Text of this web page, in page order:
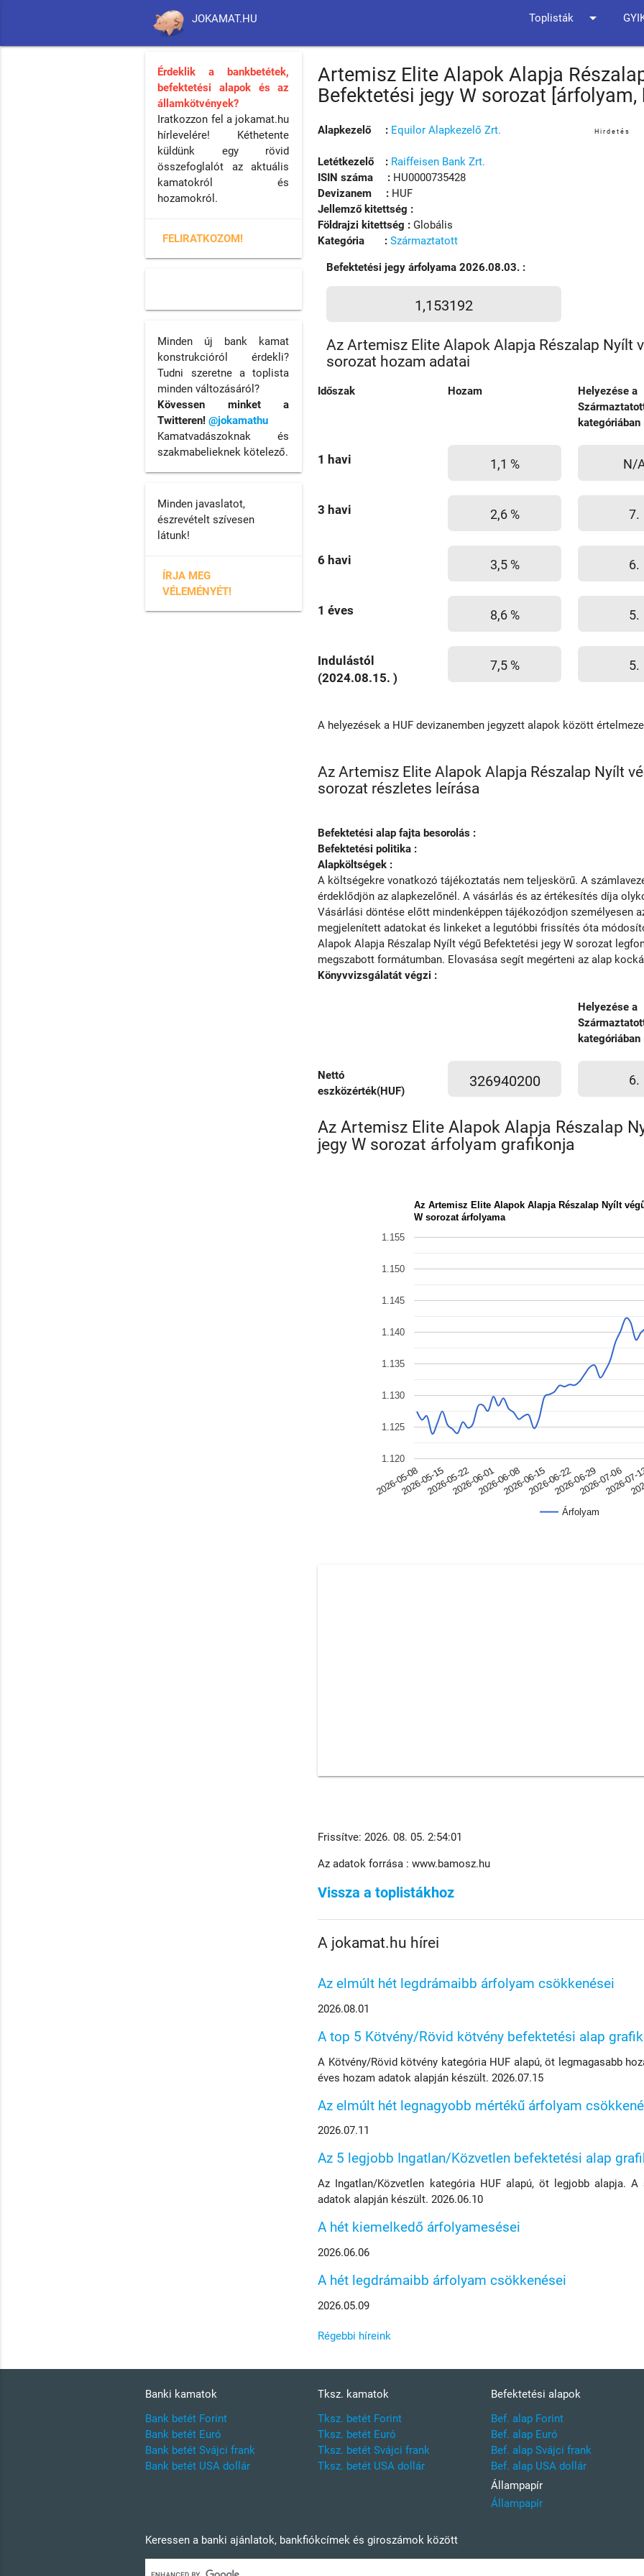
JOKAMAT.HU Toplisták arrow_drop_down
Artemisz Elite Alapok Alapja
Befektetési jegy W sorozat [árfolyam,
Hirdetés
Alapkezelő : Equilor Alapkezelő Zrt.
Letétkezelő : Raiffeisen Bank Zrt.
ISIN száma : HU0000735428
Devizanem : HUF
Jellemző kitettség :
Földrajzi kitettség :Globális
Kategória : Származtatott
Befektetési jegy árfolyama 2026.08.03. :
1,153192
Az Artemisz Elite Alapok Alapja Részalap Nyílt
sorozat hozam adatai
Időszak Hozam
Helyezése a
kategóriában
1 havi 1,1 % N/
3 havi 2,6 % 7.
6 havi 3,5 % 6.
1 éves 8,6 % 5.
Indulástól
(2024.08.15. )
7,5 % 5.
A helyezések a HUF devizanemben jegyzett alapok között
Az Artemisz Elite Alapok Alapja Részalap Nyílt
sorozat részletes leírása
Befektetési alap fajta besorolás :
Befektetési politika :
Alapköltségek :
A költségekre vonatkozó tájékoztatás nem teljeskörű. A
érdeklődjön az alapkezelőnél. A vásárlás és az értékesítés díja
Vásárlási döntése előtt mindenképpen tájékozódjon személyesen
megjelenített adatokat és linkeket a legutóbbi frissítés óta
Alapok Alapja Részalap Nyílt végű Befektetési jegy W sorozat
megszabott formátumban. Elovasása segít megérteni az alap
Könyvvizsgálatát végzi :
Helyezése a
kategóriában
Nettó
eszközérték(HUF)
326940200 6.
Az Artemisz Elite Alapok Alapja Részalap
jegy W sorozat árfolyam grafikonja
Az Artemisz Elite Alapok Alapja Részalap Nyílt
W sorozat árfolyama
Árfolyam
2026-05-082026-05-152026-05-222026-06-012026-06-082026-06-152026-06-222026-06-292026-07-06
2026-
1.120
1.125
1.130
1.135
1.140
1.145
1.150
1.155
Frissítve: 2026. 08. 05. 2:54:01
Az adatok forrása : www.bamosz.hu
Vissza a toplistákhoz
A jokamat.hu hírei
Az elmúlt hét legdrámaibb árfolyam csökkenései
2026.08.01
A top 5 Kötvény/Rövid kötvény befektetési alap
A Kötvény/Rövid kötvény kategória HUF alapú, öt legmagasabb
éves hozam adatok alapján készült. 2026.07.15
Az elmúlt hét legnagyobb mértékű árfolyam
2026.07.11
Az 5 legjobb Ingatlan/Közvetlen befektetési alap
Az Ingatlan/Közvetlen kategória HUF alapú, öt legjobb alapja. A
adatok alapján készült. 2026.06.10
A hét kiemelkedő árfolyamesései
2026.06.06
A hét legdrámaibb árfolyam csökkenései
2026.05.09
Régebbi híreink
Érdeklik a bankbetétek,
befektetési alapok és az
államkötvények?
Iratkozzon fel a jokamat.hu
hírlevelére! Kéthetente
küldünk egy rövid
összefoglalót az aktuális
kamatokról és
hozamokról.
FELIRATKOZOM!
Minden új bank kamat
konstrukcióról érdekli?
Tudni szeretne a toplista
minden változásáról?
Kövessen minket a
Twitteren!@jokamathu
Kamatvadászoknak és
szakmabelieknek kötelező.
Minden javaslatot,
észrevételt szívesen
látunk!
ÍRJA MEG
VÉLEMÉNYÉT!
Banki kamatok
Bank betét Forint
Bank betét Euró
Bank betét Svájci frank
Bank betét USA dollár
Tksz. kamatok
Tksz. betét Forint
Tksz. betét Euró
Tksz. betét Svájci frank
Tksz. betét USA dollár
Befektetési alapok
Bef. alap Forint
Bef. alap Euró
Bef. alap Svájci frank
Bef. alap USA dollár
Állampapír
Állampapír
Keressen a banki ajánlatok, bankfiókcímek és giroszámok között